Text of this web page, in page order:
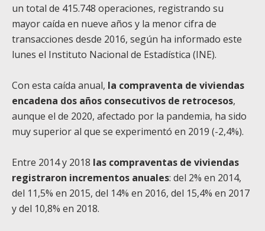
un total de 415.748 operaciones, registrando su
mayor caída en nueve años y la menor cifra de
transacciones desde 2016, según ha informado este
lunes el Instituto Nacional de Estadística (INE).
Con esta caída anual, la compraventa de viviendas
encadena dos años consecutivos de retrocesos,
aunque el de 2020, afectado por la pandemia, ha sido
muy superior al que se experimentó en 2019 (-2,4%).
Entre 2014 y 2018 las compraventas de viviendas
registraron incrementos anuales: del 2% en 2014,
del 11,5% en 2015, del 14% en 2016, del 15,4% en 2017
y del 10,8% en 2018.